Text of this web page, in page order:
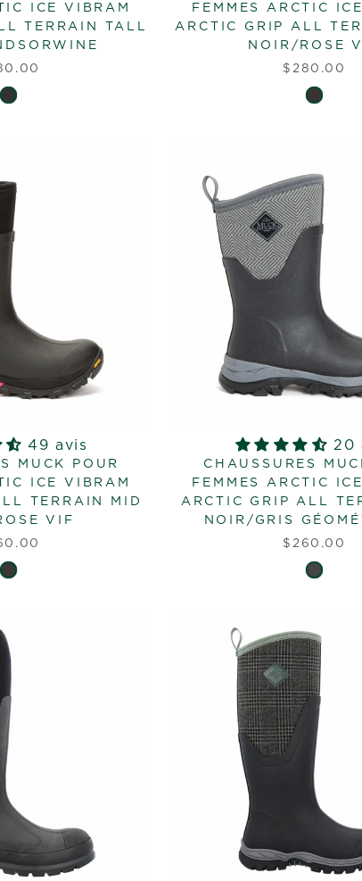
ICE VIBRAM
TERRAIN TALL
FEMMES ARCTIC
ARCTIC GRIP ALL
NOIR/ROSE
$280.00
49 avis
MUCK POUR
ICE VIBRAM
TERRAIN MID
VIF
20
CHAUSSURES
FEMMES ARCTIC
ARCTIC GRIP ALL
NOIR/GRIS
$260.00